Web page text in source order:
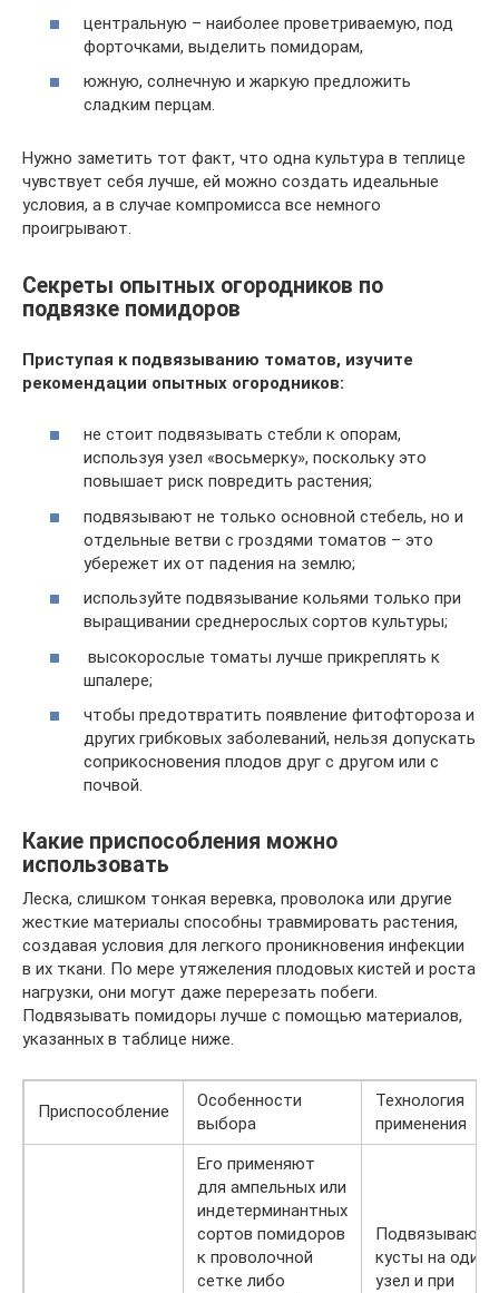
центральную – наиболее проветриваемую, под
форточками, выделить помидорам,
южную, солнечную и жаркую предложить
сладким перцам.
Нужно заметить тот факт, что одна культура в теплице
чувствует себя лучше, ей можно создать идеальные
условия, а в случае компромисса все немного
проигрывают.
Секреты опытных огородников по
подвязке помидоров
Приступая к подвязыванию томатов, изучите
рекомендации опытных огородников:
не стоит подвязывать стебли к опорам,
используя узел «восьмерку», поскольку это
повышает риск повредить растения;
подвязывают не только основной стебель, но и
отдельные ветви с гроздями томатов – это
убережет их от падения на землю;
используйте подвязывание кольями только при
выращивании среднерослых сортов культуры;
высокорослые томаты лучше прикреплять к
шпалере;
чтобы предотвратить появление фитофтороза и
других грибковых заболеваний, нельзя допускать
соприкосновения плодов друг с другом или с
почвой.
Какие приспособления можно
использовать
Леска, слишком тонкая веревка, проволока или другие
жесткие материалы способны травмировать растения,
создавая условия для легкого проникновения инфекции
в их ткани. По мере утяжеления плодовых кистей и роста
нагрузки, они могут даже перерезать побеги.
Подвязывать помидоры лучше с помощью материалов,
указанных в таблице ниже.
Приспособление
Особенности
выбора
Технология
применения
Его применяют
для ампельных или
индетерминантных
сортов помидоров
к проволочной
сетке либо
Подвязывают
кусты на один
узел и при